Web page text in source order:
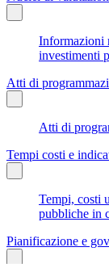
Informazioni
investimenti
Atti di
Atti di
Tempi costi e
Tempi, costi
pubbliche in
Pianificazione e